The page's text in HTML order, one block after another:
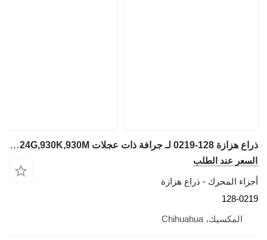
ذراع هزازة 128-0219 لـ جرافة ذات عجلات Caterpillar 928G,924G,930K,930M
السعر عند الطلب
أجزاء المحرك - ذراع هزازة
128-0219
المكسيك، Chihuahua